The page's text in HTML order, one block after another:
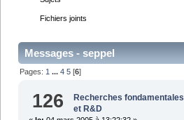
Fichiers joints
Messages - seppel
Pages:1 ...4 5 [6]
126 Recherches fondamentales
et R&D